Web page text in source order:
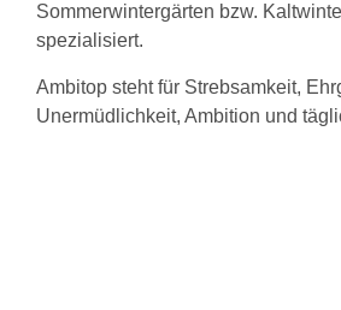
Sommerwintergärten bzw.
spezialisiert.
Ambitop steht für Strebsamkeit,
Unermüdlichkeit, Ambition und